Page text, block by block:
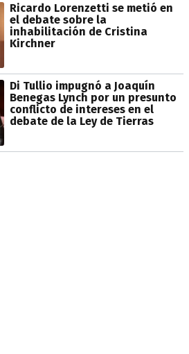
Ricardo Lorenzetti se metió en
el debate sobre la
inhabilitación de Cristina
Kirchner
Di Tullio impugnó a Joaquín
Benegas Lynch por un presunto
conflicto de intereses en el
debate de la Ley de Tierras